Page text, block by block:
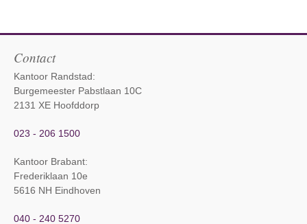
Contact
Kantoor Randstad:
Burgemeester Pabstlaan 10C
2131 XE Hoofddorp
023 - 206 1500
Kantoor Brabant:
Frederiklaan 10e
5616 NH Eindhoven
040 - 240 5270